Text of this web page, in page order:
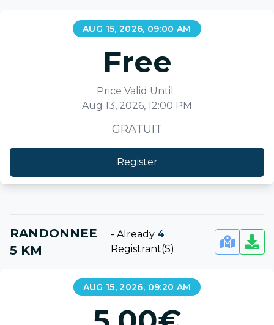
AUG 15, 2026, 09:00 AM
Free
Price Valid Until :
Aug 13, 2026, 12:00 PM
GRATUIT
Register
RANDONNEE
5 KM
-Already 4
Registrant(s)
AUG 15, 2026, 09:20 AM